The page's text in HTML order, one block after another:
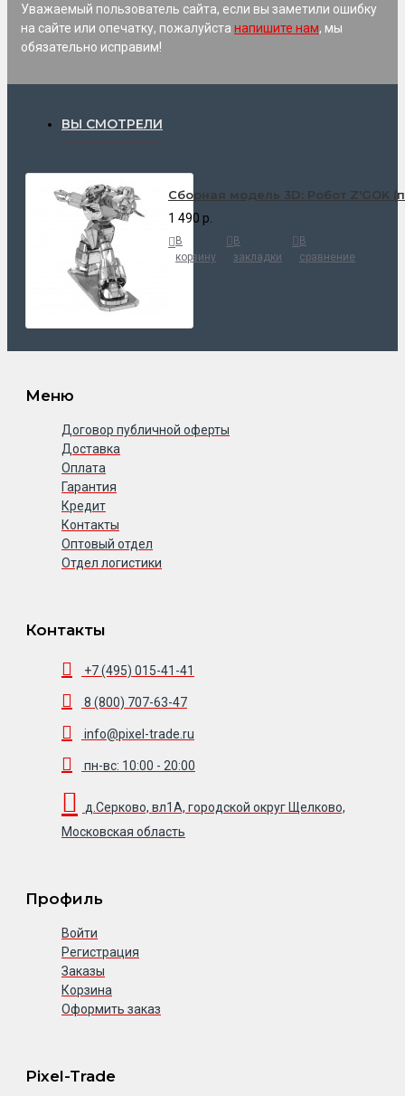
Уважаемый пользователь сайта, если вы заметили ошибку
на сайте или опечатку, пожалуйста напишите нам, мы
обязательно исправим!
ВЫ СМОТРЕЛИ
Cборная модель 3D: Робот Z'GOK
1 490 р.
В
корзину
В
закладки
В
сравнение
Меню
Договор публичной оферты
Доставка
Оплата
Гарантия
Кредит
Контакты
Оптовый отдел
Отдел логистики
Контакты
+7 (495) 015-41-41
8 (800) 707-63-47
info@pixel-trade.ru
пн-вс: 10:00 - 20:00
д.Серково, вл1А, городской округ Щелково,
Московская область
Профиль
Войти
Регистрация
Заказы
Корзина
Оформить заказ
Pixel-Trade